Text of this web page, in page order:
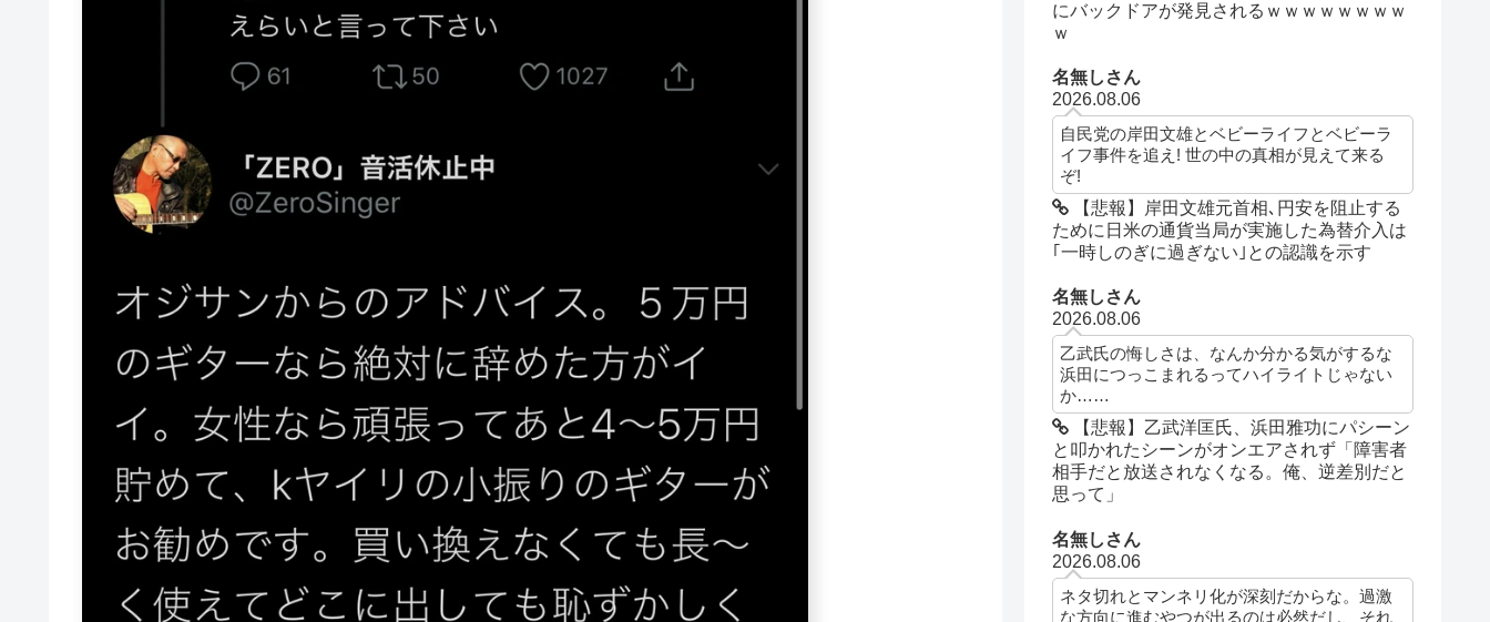
にバックドアが発見されるｗｗｗｗｗｗｗｗ
ｗ
名無しさん
2026.08.06
自民党の岸田文雄とベビーライフとベビーラ
イフ事件を追え! 世の中の真相が見えて来る
ぞ!
【悲報】岸田文雄元首相､円安を阻止する
ために日米の通貨当局が実施した為替介入は
｢一時しのぎに過ぎない｣との認識を示す
名無しさん
2026.08.06
乙武氏の悔しさは、なんか分かる気がするな
浜田につっこまれるってハイライトじゃない
か……
【悲報】乙武洋匡氏、浜田雅功にパシーン
と叩かれたシーンがオンエアされず「障害者
相手だと放送されなくなる。俺、逆差別だと
思って」
名無しさん
2026.08.06
ネタ切れとマンネリ化が深刻だからな。過激
な方向に進むやつが出るのは必然だし、それ